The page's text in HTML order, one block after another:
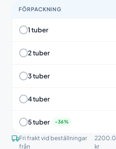
FÖRPACKNING
1 tuber
2 tuber
3 tuber
4 tuber
5 tuber
Fri frakt vid beställningar
från
kr